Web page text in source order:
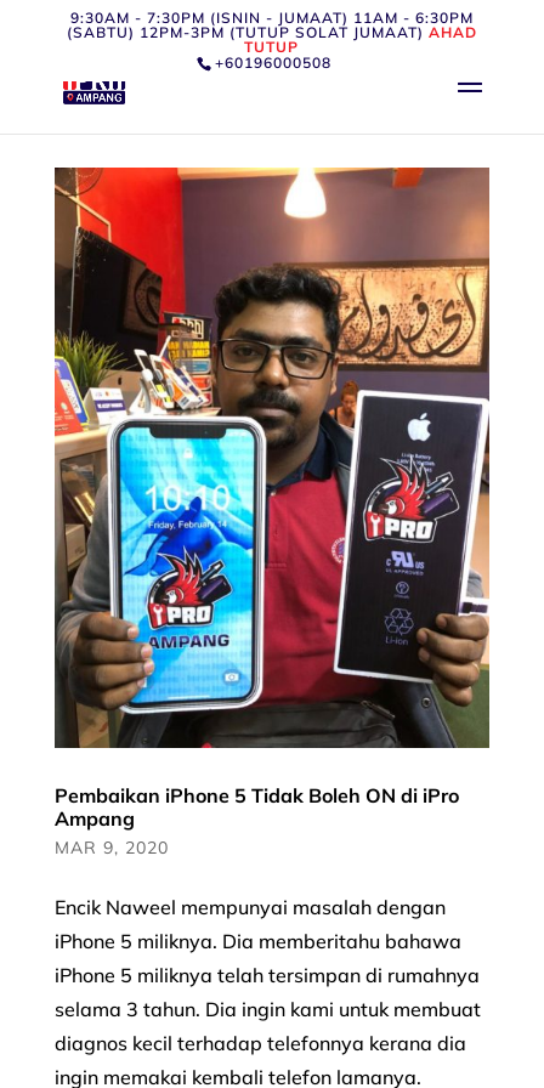
9:30AM - 7:30PM (ISNIN - JUMAAT) 11AM - 6:30PM
(SABTU) 12PM-3PM (TUTUP SOLAT JUMAAT) AHAD
TUTUP
+60196000508
Pembaikan iPhone 5 Tidak Boleh ON di iPro
Ampang
MAR 9, 2020
Encik Naweel mempunyai masalah dengan
iPhone 5 miliknya. Dia memberitahu bahawa
iPhone 5 miliknya telah tersimpan di rumahnya
selama 3 tahun. Dia ingin kami untuk membuat
diagnos kecil terhadap telefonnya kerana dia
ingin memakai kembali telefon lamanya.